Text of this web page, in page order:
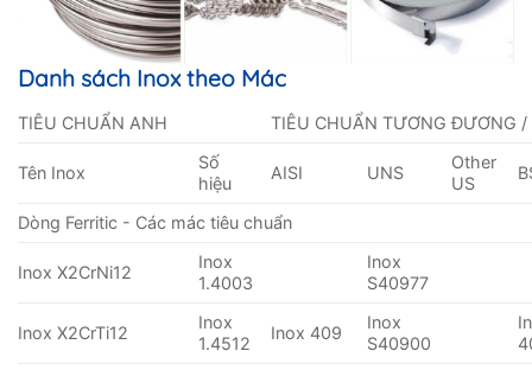
Danh sách Inox theo Mác
TIÊU CHUẨN ANH TIÊU CHUẨN TƯƠNG ĐƯƠNG /
Tên Inox
Số
hiệu
AISI UNS
Other
US
Dòng Ferritic - Các mác tiêu chuẩn
Inox X2CrNi12
Inox
1.4003
Inox
S40977
Inox X2CrTi12
Inox
1.4512
Inox 409
Inox
S40900